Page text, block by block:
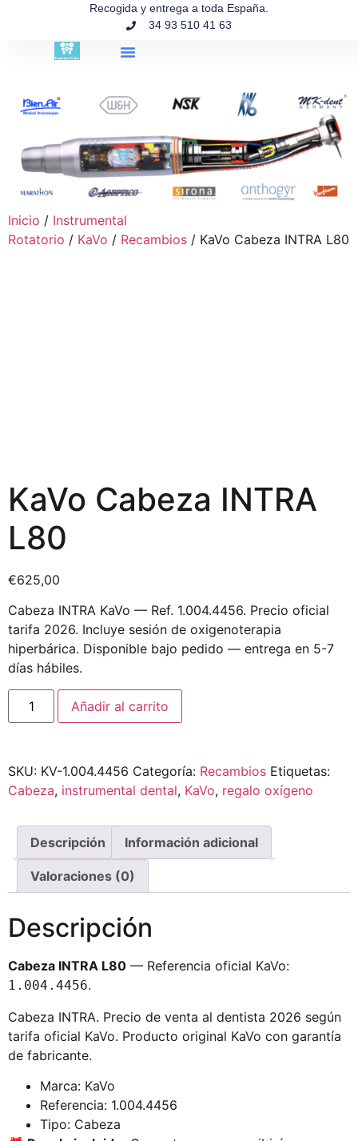
Recogida y entrega a toda España.
34 93 510 41 63
Inicio / Instrumental
Rotatorio / KaVo / Recambios / KaVo Cabeza INTRA L80
KaVo Cabeza INTRA
L80
€625,00
Cabeza INTRA KaVo — Ref. 1.004.4456. Precio oficial
tarifa 2026. Incluye sesión de oxigenoterapia
hiperbárica. Disponible bajo pedido — entrega en 5-7
días hábiles.
Añadir al carrito
SKU: KV-1.004.4456 Categoría: Recambios Etiquetas:
Cabeza, instrumental dental, KaVo, regalo oxígeno
Descripción Información adicional
Valoraciones (0)
Descripción
Cabeza INTRA L80 — Referencia oficial KaVo:
1.004.4456.
Cabeza INTRA. Precio de venta al dentista 2026 según
tarifa oficial KaVo. Producto original KaVo con garantía
de fabricante.
Marca: KaVo
Referencia: 1.004.4456
Tipo: Cabeza